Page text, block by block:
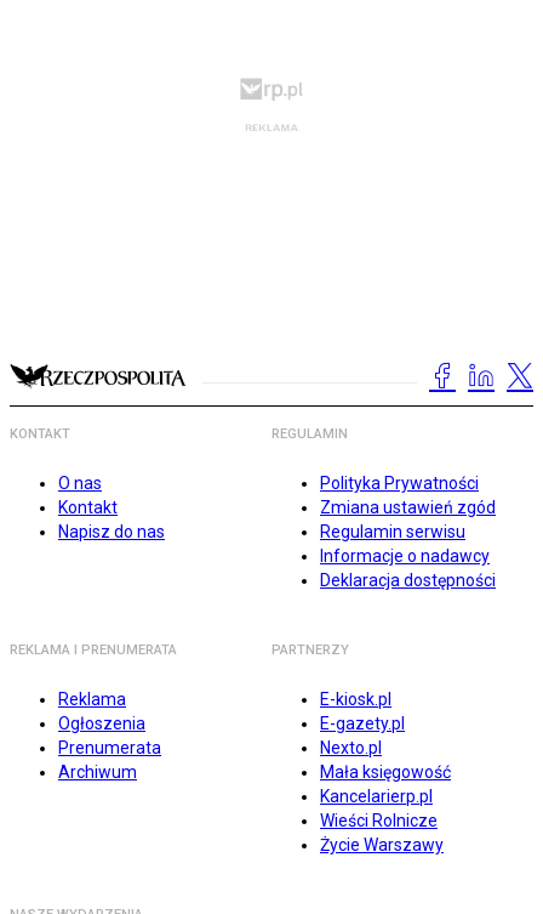
KONTAKT
O nas
Kontakt
Napisz do nas
REGULAMIN
Polityka Prywatności
Zmiana ustawień zgód
Regulamin serwisu
Informacje o nadawcy
Deklaracja dostępności
REKLAMA I PRENUMERATA
Reklama
Ogłoszenia
Prenumerata
Archiwum
PARTNERZY
E-kiosk.pl
E-gazety.pl
Nexto.pl
Mała księgowość
Kancelarierp.pl
Wieści Rolnicze
Życie Warszawy